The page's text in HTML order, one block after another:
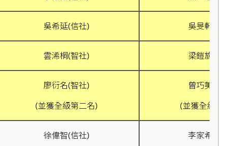
吳希延(信社) 吳旻軒(智
雲浠桐(智社) 梁鎧旂(信
廖衍名(智社)
(並獲全級第二名)
曾巧荑(禮
(並獲全級第
徐偉智(信社) 李家希(信